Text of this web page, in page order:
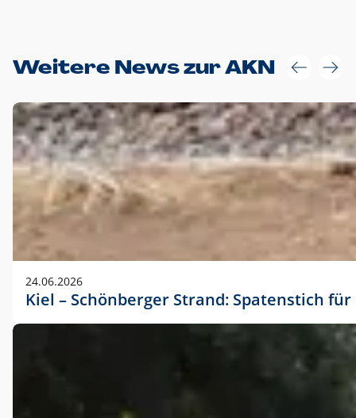
Weitere News zur AKN
24.06.2026
Kiel – Schönberger Strand: Spatenstich